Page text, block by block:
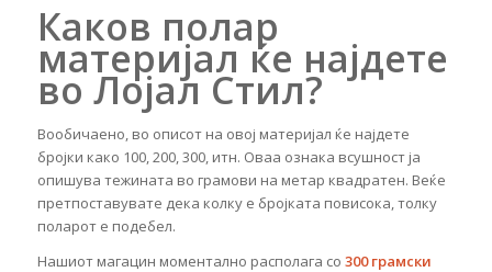
Каков полар
материјал ќе најдете
во Лојал Стил?
Вообичаено, во описот на овој материјал ќе најдете
бројки како 100, 200, 300, итн. Оваа ознака всушност ја
опишува тежината во грамови на метар квадратен. Веќе
претпоставувате дека колку е бројката повисока, толку
поларот е подебел.
Нашиот магацин моментално располага со 300 грамски